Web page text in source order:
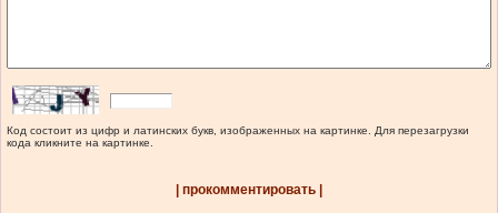
Код состоит из цифр и латинских букв, изображенных на картинке. Для перезагрузки
кода кликните на картинке.
| прокомментировать |